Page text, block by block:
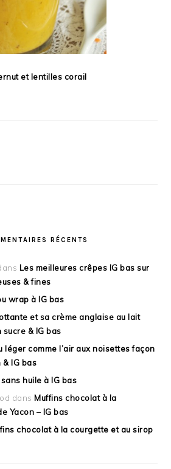
et lentilles corail
RÉCENTS
Les meilleures crêpes IG bas sur
& fines
wrap à IG bas
et sa crème anglaise au lait
sucre & IG bas
léger comme l’air aux noisettes façon
IG bas
huile à IG bas
dans Muffins chocolat à la
Yacon – IG bas
chocolat à la courgette et au sirop